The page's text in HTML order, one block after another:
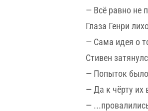
— Всё равно не
Глаза Генри
— Сама идея о
Стивен
— Попыток было
— Да к чёрту их
—